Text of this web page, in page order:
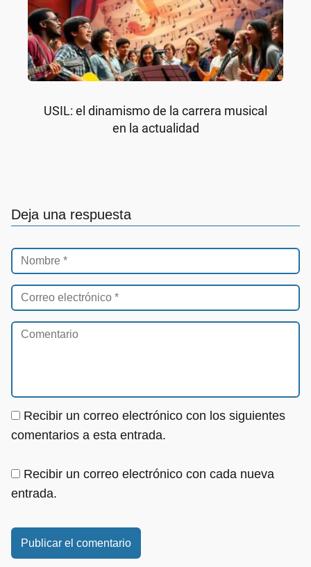
USIL: el dinamismo de la carrera musical
en la actualidad
Deja una respuesta
Recibir un correo electrónico con los siguientes
comentarios a esta entrada.
Recibir un correo electrónico con cada nueva
entrada.